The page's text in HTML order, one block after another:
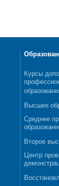
Курсы
Высшее
Среднее
Второе
Центр